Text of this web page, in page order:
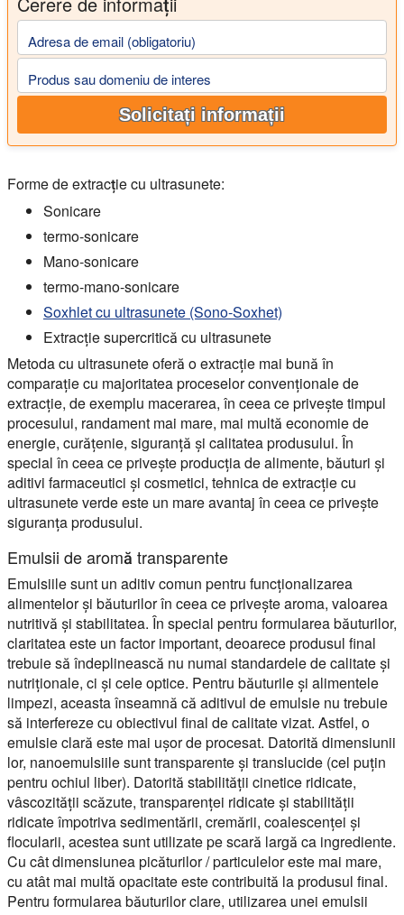
Adresa de email (obligatoriu)
Produs sau domeniu de interes
Solicitați informații
Forme de extracție cu ultrasunete:
Sonicare
termo-sonicare
Mano-sonicare
termo-mano-sonicare
Soxhlet cu ultrasunete (Sono-Soxhet)
Extracție supercritică cu ultrasunete
Metoda cu ultrasunete oferă o extracție mai bună în
comparație cu majoritatea proceselor convenționale de
extracție, de exemplu macerarea, în ceea ce privește timpul
procesului, randament mai mare, mai multă economie de
energie, curățenie, siguranță și calitatea produsului. În
special în ceea ce privește producția de alimente, băuturi și
aditivi farmaceutici și cosmetici, tehnica de extracție cu
ultrasunete verde este un mare avantaj în ceea ce privește
siguranța produsului.
Emulsii de aromă transparente
Emulsiile sunt un aditiv comun pentru funcționalizarea
alimentelor și băuturilor în ceea ce privește aroma, valoarea
nutritivă și stabilitatea. În special pentru formularea băuturilor,
claritatea este un factor important, deoarece produsul final
trebuie să îndeplinească nu numai standardele de calitate și
nutriționale, ci și cele optice. Pentru băuturile și alimentele
limpezi, aceasta înseamnă că aditivul de emulsie nu trebuie
să interfereze cu obiectivul final de calitate vizat. Astfel, o
emulsie clară este mai ușor de procesat. Datorită dimensiunii
lor, nanoemulsiile sunt transparente și translucide (cel puțin
pentru ochiul liber). Datorită stabilității cinetice ridicate,
vâscozității scăzute, transparenței ridicate și stabilității
ridicate împotriva sedimentării, cremării, coalescenței și
flocularii, acestea sunt utilizate pe scară largă ca ingrediente.
Cu cât dimensiunea picăturilor / particulelor este mai mare,
cu atât mai multă opacitate este contribuită la produsul final.
Pentru formularea băuturilor clare, utilizarea unei emulsii